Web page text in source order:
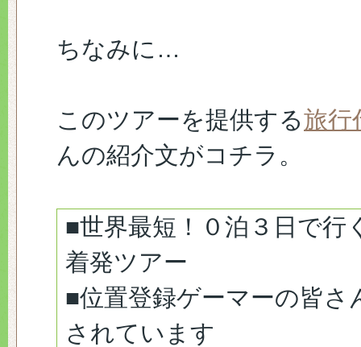
ちなみに…
このツアーを提供する旅行
んの紹介文がコチラ。
■世界最短！０泊３日で行
着発ツアー
■位置登録ゲーマーの皆さ
されています